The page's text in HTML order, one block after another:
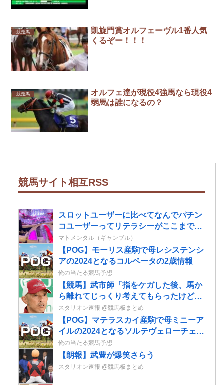
競走馬
凱旋門賞オルフェーヴル1番人気
くるぞー！！！
競走馬
オルフェ達が現役4強馬なら現役4
弱馬は誰になるの？
競馬サイト相互RSS
スロットユーザーに比べてなんでパチン
コユーザーってリテラシーがここまで低
いんだろうか…
マトメンタル（ギャンブル）
【POG】モーリス産駒で母レシステンシ
アの2024となるコルベータの2歳情報
俺の当たる競馬予想
【競馬】武市師「指をケガした後、馬か
ら離れてじっくり考えてもらったけど心
も折れてしまった様子」大江原比呂騎手
引退にて
スタリオン速報 @競馬板まとめ
【POG】マテラスカイ産駒で母ミニーア
イルの2024となるソルテヴェローチェの
2歳情報
俺の当たる競馬予想
【朗報】武豊が爆笑さらう
スタリオン速報 @競馬板まとめ